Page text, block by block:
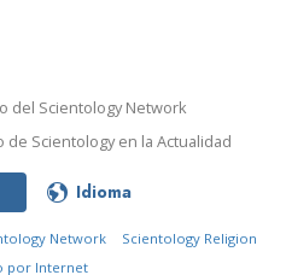
del Scientology Network
Scientology en la Actualidad
Idioma
Network
Scientology Religion
por Internet